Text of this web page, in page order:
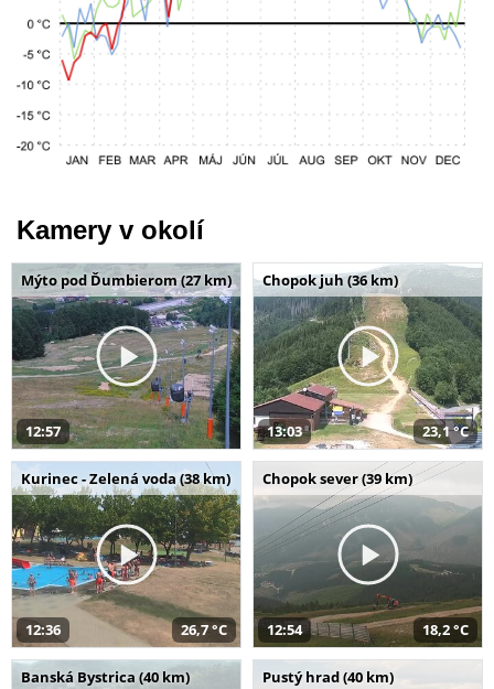
Kamery v okolí
Mýto pod Ďumbierom (27 km)
12:57
Chopok juh (36 km)
13:03 23,1 °C
Kurinec - Zelená voda (38 km)
12:36 26,7 °C
Chopok sever (39 km)
12:54 18,2 °C
Banská Bystrica (40 km) Pustý hrad (40 km)